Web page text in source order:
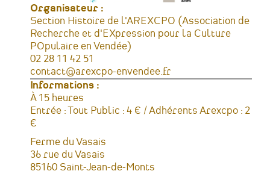
Organisateur :
Section Histoire de l'AREXCPO (Association de
Recherche et d'EXpression pour la Culture
POpulaire en Vendée)
Téléphone
02 28 11 42 51
Courriel
contact@arexcpo-envendee.fr
Informations :
Horaires
À 15 heures
Tarifs
Entrée : Tout Public : 4 € / Adhérents Arexcpo : 2
€
Lieu
Ferme du Vasais
Adresse
36 rue du Vasais
85160 Saint-Jean-de-Monts